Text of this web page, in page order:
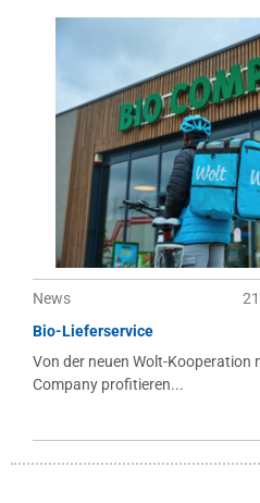
News
Bio-Lieferservice
Von der neuen Wolt-Kooperation
Company profitieren...